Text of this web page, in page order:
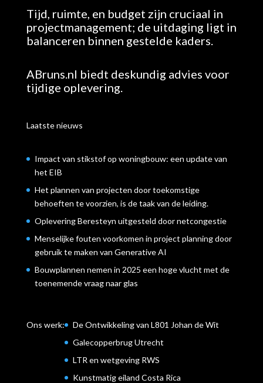
Tijd, ruimte, en budget zijn cruciaal in
projectmanagement; de uitdaging ligt in
balanceren binnen gestelde kaders.
ABruns.nl biedt deskundig advies voor
tijdige oplevering.
Laatste nieuws
Impact van stikstof op woningbouw: een update van
het EIB
Het plannen van projecten door toekomstige
behoeften te voorzien, is de taak van de leiding.
Oplevering Beresteyn uitgesteld door netcongestie
Menselijke fouten voorkomen in project planning door
gebruik te maken van Generative AI
Bouwplannen nemen in 2025 een hoge vlucht met de
toenemende vraag naar glas
Ons werk:
De Ontwikkeling van L801 Johan de Wit
Galecopperbrug Utrecht
LTR en wetgeving RWS
Kunstmatig eiland Costa Rica